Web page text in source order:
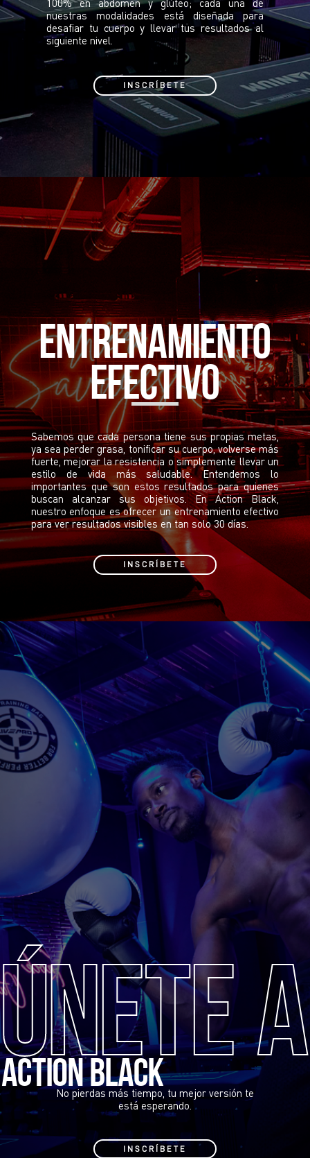
100% en abdomen y glúteo; cada una de
nuestras modalidades está diseñada para
desafiar tu cuerpo y llevar tus resultados al
siguiente nivel.
INSCRÍBETE
Entrenamiento
efectivo
Sabemos que cada persona tiene sus propias metas,
ya sea perder grasa, tonificar su cuerpo, volverse más
fuerte, mejorar la resistencia o simplemente llevar un
estilo de vida más saludable. Entendemos lo
importantes que son estos resultados para quienes
buscan alcanzar sus objetivos. En Action Black,
nuestro enfoque es ofrecer un entrenamiento efectivo
para ver resultados visibles en tan solo 30 días.
INSCRÍBETE
ÚNETE A
ACTION BLACK
No pierdas más tiempo, tu mejor versión te
está esperando.
INSCRÍBETE